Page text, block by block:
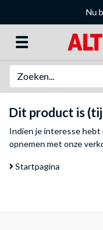
Nu
Dit product is
Indien je interesse
opnemen met onze
Startpagina